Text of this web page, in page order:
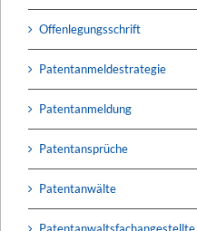
Offenlegungsschrift
Patentanmeldestrategie
Patentanmeldung
Patentansprüche
Patentanwälte
Patentanwaltsfachangestellte